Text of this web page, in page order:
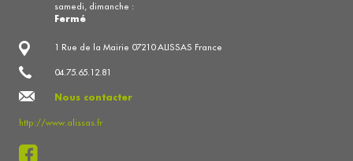
1 Rue de la Mairie 07210 ALISSAS France
04.75.65.12.81
Nous contacter
http://www.alissas.fr
samedi, dimanche :
Fermé